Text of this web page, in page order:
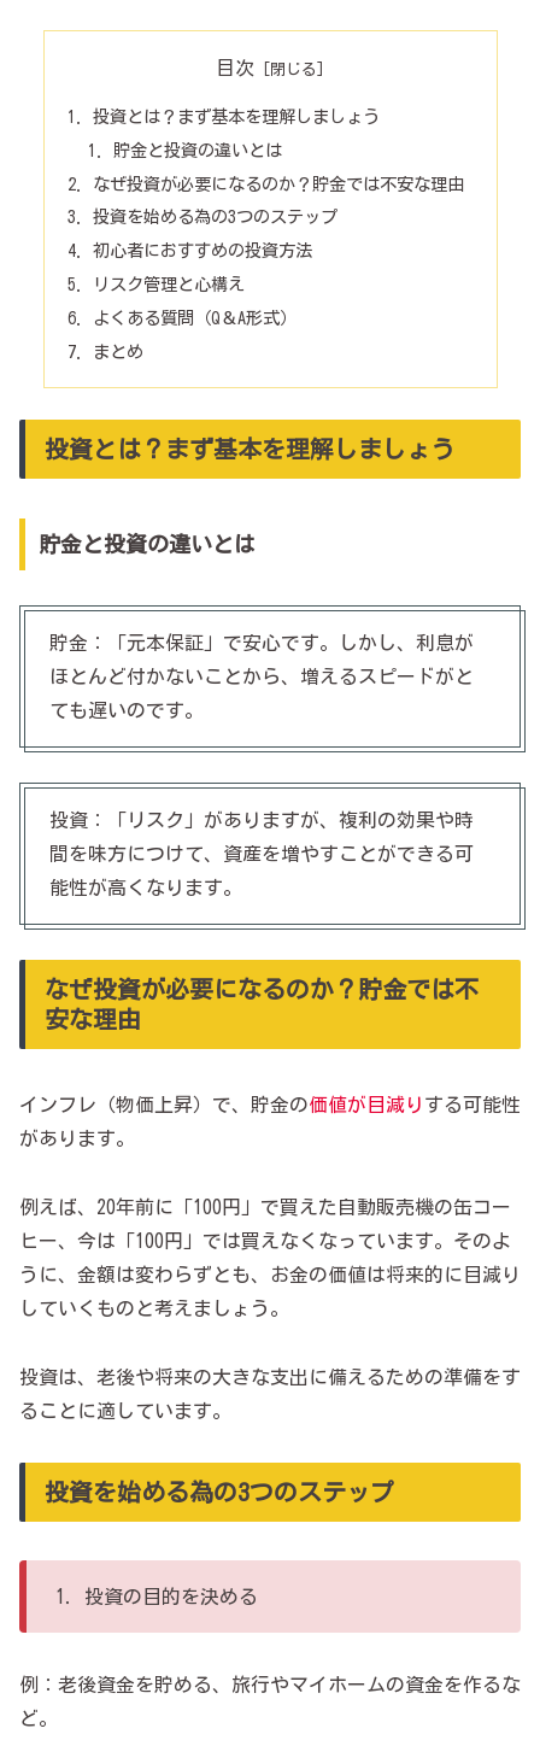
目次
投資とは？まず基本を理解しましょう
貯金と投資の違いとは
なぜ投資が必要になるのか？貯金では不安な理由
投資を始める為の3つのステップ
初心者におすすめの投資方法
リスク管理と心構え
よくある質問（Q＆A形式）
まとめ
投資とは？まず基本を理解しましょう
貯金と投資の違いとは
貯金：「元本保証」で安心です。しかし、利息が
ほとんど付かないことから、増えるスピードがと
ても遅いのです。
投資：「リスク」がありますが、複利の効果や時
間を味方につけて、資産を増やすことができる可
能性が高くなります。
なぜ投資が必要になるのか？貯金では不
安な理由
インフレ（物価上昇）で、貯金の価値が目減り する可能性
があります。
例えば、20年前に「100円」で買えた自動販売機の缶コー
ヒー、今は「100円」では買えなくなっています。そのよ
うに、金額は変わらずとも、お金の価値は将来的に目減り
していくものと考えましょう。
投資は、老後や将来の大きな支出に備えるための準備をす
ることに適しています。
投資を始める為の3つのステップ
1．投資の目的を決める
例：老後資金を貯める、旅行やマイホームの資金を作るな
ど。